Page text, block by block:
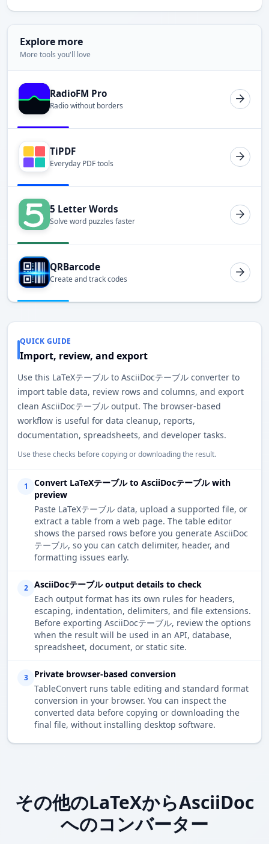
Explore more
More tools you'll love
RadioFM Pro
Radio without borders
TiPDF
Everyday PDF tools
5 Letter Words
Solve word puzzles faster
QRBarcode
Create and track codes
QUICK GUIDE
Import, review, and export
Use this LaTeXテーブル to AsciiDocテーブル converter to
import table data, review rows and columns, and export
clean AsciiDocテーブル output. The browser-based
workflow is useful for data cleanup, reports,
documentation, spreadsheets, and developer tasks.
Use these checks before copying or downloading the result.
1
Convert LaTeXテーブル to AsciiDocテーブル with
preview
Paste LaTeXテーブル data, upload a supported file, or
extract a table from a web page. The table editor
shows the parsed rows before you generate AsciiDoc
テーブル, so you can catch delimiter, header, and
formatting issues early.
2
AsciiDocテーブル output details to check
Each output format has its own rules for headers,
escaping, indentation, delimiters, and file extensions.
Before exporting AsciiDocテーブル, review the options
when the result will be used in an API, database,
spreadsheet, document, or static site.
3
Private browser-based conversion
TableConvert runs table editing and standard format
conversion in your browser. You can inspect the
converted data before copying or downloading the
final file, without installing desktop software.
その他のLaTeXからAsciiDoc
へのコンバーター